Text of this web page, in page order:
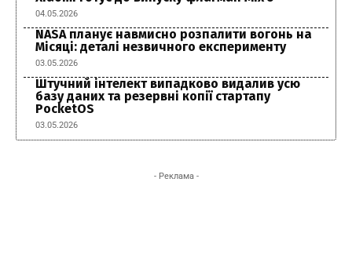
04.05.2026
NASA планує навмисно розпалити вогонь на
Місяці: деталі незвичного експерименту
03.05.2026
Штучний інтелект випадково видалив усю
базу даних та резервні копії стартапу
PocketOS
03.05.2026
- Реклама -